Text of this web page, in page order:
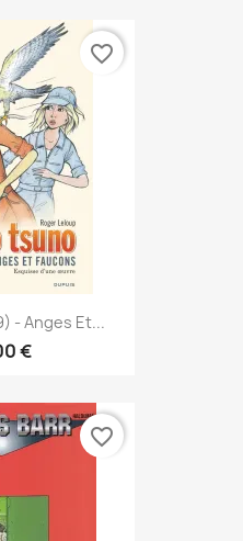
- Anges Et...
€
favorite_border
favorite_border